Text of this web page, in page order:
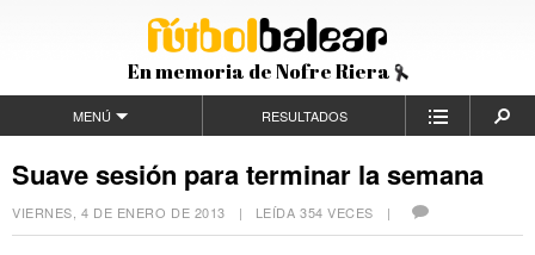
En memoria de Nofre Riera
MENÚ RESULTADOS
Suave sesión para terminar la semana
VIERNES, 4 DE ENERO DE 2013 | LEÍDA 354 VECES |